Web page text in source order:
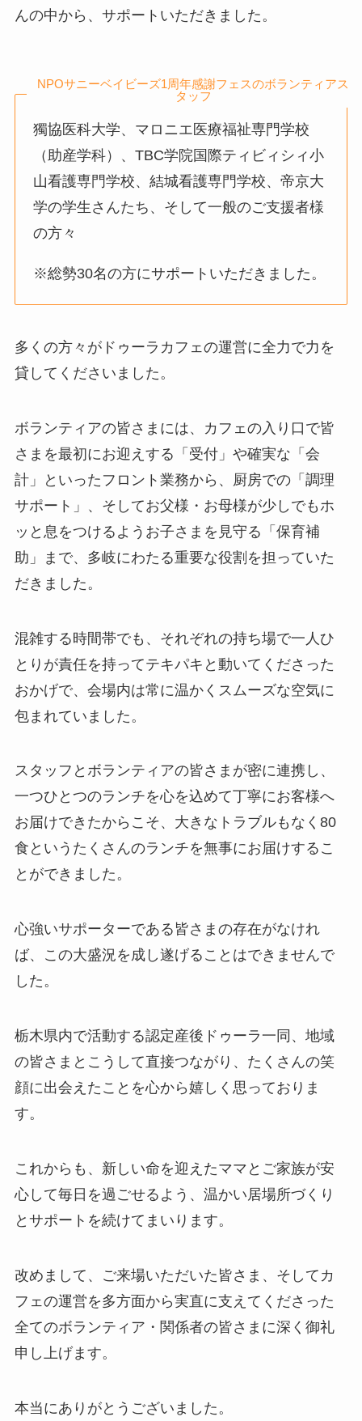
んの中から、サポートいただきました。
NPOサニーベイビーズ1周年感謝フェスのボランティアス
タッフ
獨協医科大学、マロニエ医療福祉専門学校
（助産学科）、TBC学院国際ティビィシィ小
山看護専門学校、結城看護専門学校、帝京大
学の学生さんたち、そして一般のご支援者様
の方々
※総勢30名の方にサポートいただきました。
多くの方々がドゥーラカフェの運営に全力で力を
貸してくださいました。
ボランティアの皆さまには、カフェの入り口で皆
さまを最初にお迎えする「受付」や確実な「会
計」といったフロント業務から、厨房での「調理
サポート」、そしてお父様・お母様が少しでもホ
ッと息をつけるようお子さまを見守る「保育補
助」まで、多岐にわたる重要な役割を担っていた
だきました。
混雑する時間帯でも、それぞれの持ち場で一人ひ
とりが責任を持ってテキパキと動いてくださった
おかげで、会場内は常に温かくスムーズな空気に
包まれていました。
スタッフとボランティアの皆さまが密に連携し、
一つひとつのランチを心を込めて丁寧にお客様へ
お届けできたからこそ、大きなトラブルもなく80
食というたくさんのランチを無事にお届けするこ
とができました。
心強いサポーターである皆さまの存在がなけれ
ば、この大盛況を成し遂げることはできませんで
した。
栃木県内で活動する認定産後ドゥーラ一同、地域
の皆さまとこうして直接つながり、たくさんの笑
顔に出会えたことを心から嬉しく思っておりま
す。
これからも、新しい命を迎えたママとご家族が安
心して毎日を過ごせるよう、温かい居場所づくり
とサポートを続けてまいります。
改めまして、ご来場いただいた皆さま、そしてカ
フェの運営を多方面から実直に支えてくださった
全てのボランティア・関係者の皆さまに深く御礼
申し上げます。
本当にありがとうございました。